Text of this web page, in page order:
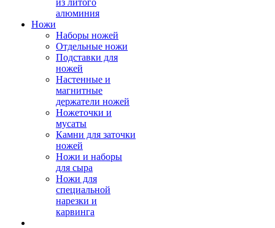
из литого
алюминия
Ножи
Наборы ножей
Отдельные ножи
Подставки для
ножей
Настенные и
магнитные
держатели ножей
Ножеточки и
мусаты
Камни для заточки
ножей
Ножи и наборы
для сыра
Ножи для
специальной
нарезки и
карвинга